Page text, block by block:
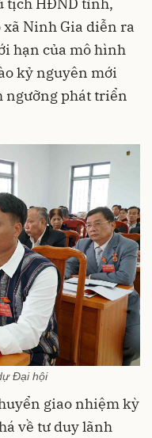
tịch HĐND tỉnh,
Ninh Gia diễn ra
hạn của mô hình
kỷ nguyên mới
ngưỡng phát triển
Đại hội
giao nhiệm kỳ
về tư duy lãnh